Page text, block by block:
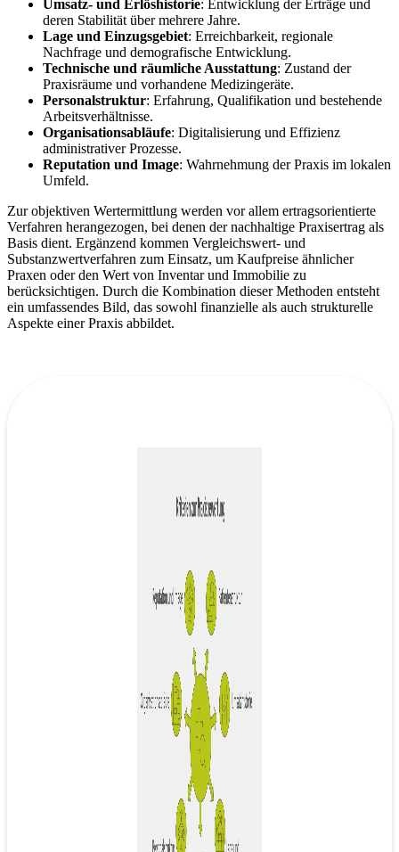
Umsatz- und Erlöshistorie: Entwicklung der Erträge und
deren Stabilität über mehrere Jahre.
Lage und Einzugsgebiet: Erreichbarkeit, regionale
Nachfrage und demografische Entwicklung.
Technische und räumliche Ausstattung: Zustand der
Praxisräume und vorhandene Medizingeräte.
Personalstruktur: Erfahrung, Qualifikation und bestehende
Arbeitsverhältnisse.
Organisationsabläufe: Digitalisierung und Effizienz
administrativer Prozesse.
Reputation und Image: Wahrnehmung der Praxis im lokalen
Umfeld.
Zur objektiven Wertermittlung werden vor allem ertragsorientierte
Verfahren herangezogen, bei denen der nachhaltige Praxisertrag als
Basis dient. Ergänzend kommen Vergleichswert- und
Substanzwertverfahren zum Einsatz, um Kaufpreise ähnlicher
Praxen oder den Wert von Inventar und Immobilie zu
berücksichtigen. Durch die Kombination dieser Methoden entsteht
ein umfassendes Bild, das sowohl finanzielle als auch strukturelle
Aspekte einer Praxis abbildet.